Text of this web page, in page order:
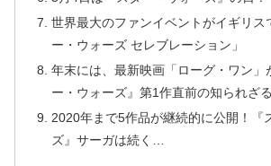
世界最大のファンイベントがイギリス
ー・ウォーズ セレブレーション」
年末には、最新映画「ローグ・ワン」
ー・ウォーズ』第1作直前の知られざ
2020年まで5作品が継続的に公開！『
ズ』サーガは続く…